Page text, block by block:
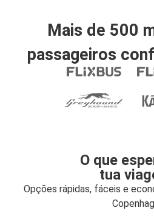
Mais de 500
passageiros
O que
tua
Opções rápidas, fáceis e